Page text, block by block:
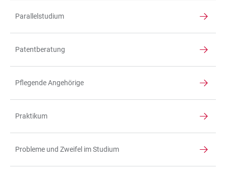
Parallelstudium
Patentberatung
Pflegende Angehörige
Praktikum
Probleme und Zweifel im Studium